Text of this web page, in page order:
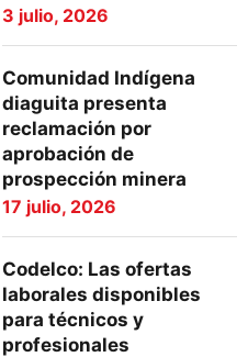
3 julio, 2026
Comunidad Indígena
diaguita presenta
reclamación por
aprobación de
prospección minera
17 julio, 2026
Codelco: Las ofertas
laborales disponibles
para técnicos y
profesionales